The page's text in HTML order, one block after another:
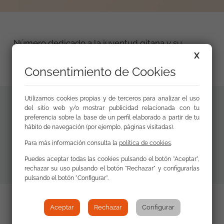
Número dedicado a la juventud gitana y su
Materiales
adicionales
Revista
X
Consentimiento de Cookies
Utilizamos cookies propias y de terceros para analizar el uso
del sitio web y/o mostrar publicidad relacionada con tu
preferencia sobre la base de un perfil elaborado a partir de tu
hábito de navegación (por ejemplo, páginas visitadas).
Para más información consulta la política de cookies.
Puedes aceptar todas las cookies pulsando el botón "Aceptar",
rechazar su uso pulsando el botón "Rechazar" y configurarlas
pulsando el botón "Configurar".
Aceptar Rechazar Configurar